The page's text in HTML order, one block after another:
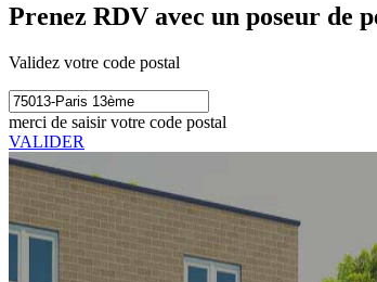
Prenez RDV avec un poseur de
Validez votre code postal
merci de saisir votre code postal
VALIDER